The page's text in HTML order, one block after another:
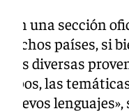
con una sección
países, si
diversas
las
nuevos